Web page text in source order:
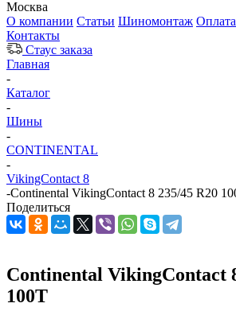
Москва
О компании Статьи Шиномонтаж
Контакты
Стаус заказа
Главная
-
Каталог
-
Шины
-
CONTINENTAL
-
VikingContact 8
-Continental VikingContact 8 235/45 R20
Поделиться
Continental VikingContact
100T